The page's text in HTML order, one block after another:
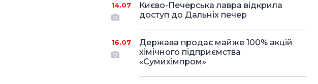
14.07
Києво-Печерська лавра відкрила
доступ до Дальніх печер
16.07
Держава продає майже 100% акцій
хімічного підприємства
«Сумихімпром»